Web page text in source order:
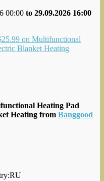
00:00 to 29.09.2026 16:00
on Multifunctional
Blanket Heating
Heating Pad
Heating from Banggood